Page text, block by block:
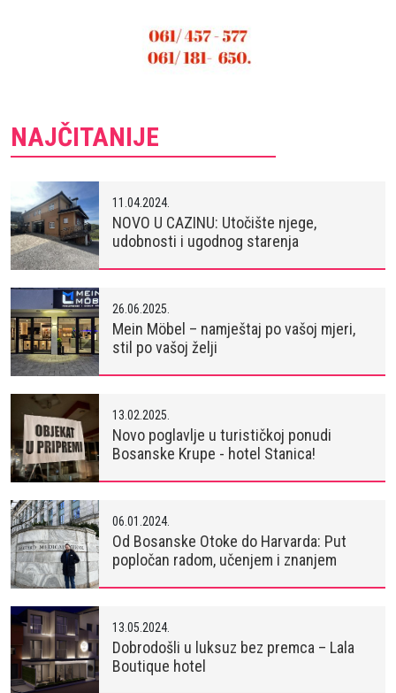
NAJČITANIJE
11.04.2024.
NOVO U CAZINU: Utočište njege,
udobnosti i ugodnog starenja
26.06.2025.
Mein Möbel – namještaj po vašoj mjeri,
stil po vašoj želji
13.02.2025.
Novo poglavlje u turističkoj ponudi
Bosanske Krupe - hotel Stanica!
06.01.2024.
Od Bosanske Otoke do Harvarda: Put
popločan radom, učenjem i znanjem
13.05.2024.
Dobrodošli u luksuz bez premca – Lala
Boutique hotel